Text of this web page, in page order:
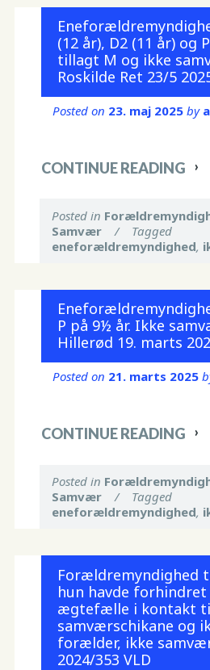
(12 år), D2 (11 år) og
tillagt M og ikke
Roskilde Ret 23/5
Posted on 23. maj 2025 by
CONTINUE READING
Posted in
Samvær
/
Tagged
eneforældremyndighed,
P på 9½ år. Ikke
Hillerød 19. marts
Posted on 21. marts 2025
CONTINUE READING
Posted in
Samvær
/
Tagged
eneforældremyndighed,
Forældremyndighed
hun havde
ægtefælle i kontakt
samværschikane og
forælder, ikke
2024/353 VLD